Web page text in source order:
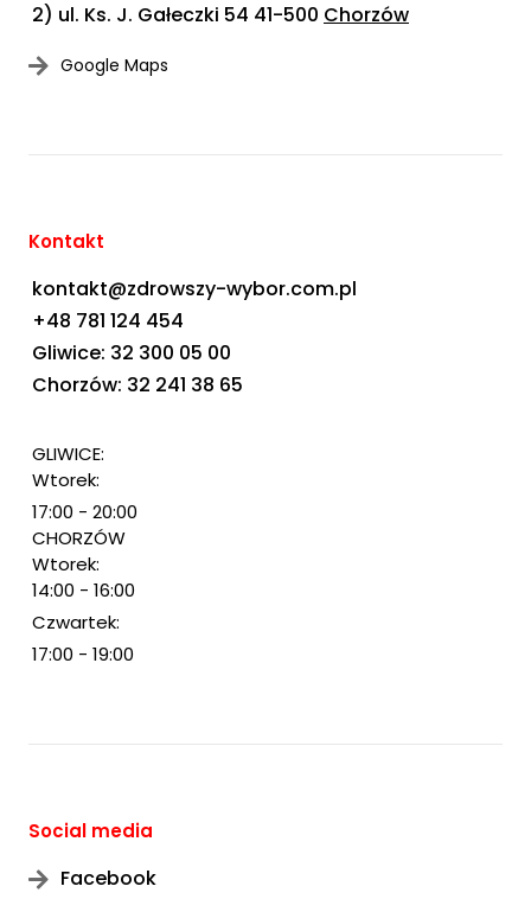
2) ul. Ks. J. Gałeczki 54 41-500 Chorzów
Google Maps
Kontakt
kontakt@zdrowszy-wybor.com.pl
+48 781 124 454
Gliwice: 32 300 05 00
Chorzów: 32 241 38 65
GLIWICE:
Wtorek:
17:00 - 20:00
CHORZÓW
Wtorek:
14:00 - 16:00
Czwartek:
17:00 - 19:00
Social media
Facebook